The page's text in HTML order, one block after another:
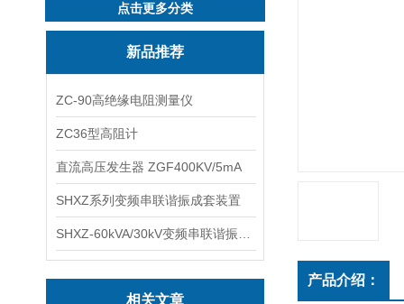
点击更多分类
新品推荐
ZC-90高绝缘电阻测量仪
ZC36型高阻计
直流高压发生器 ZGF400KV/5mA
SHXZ系列变频串联谐振成套装置
相关文章
产品介绍：